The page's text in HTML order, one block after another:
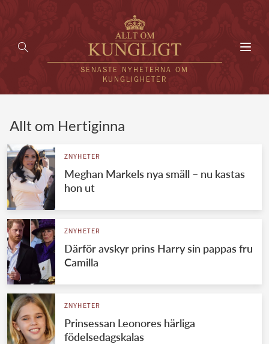
SENASTE NYHETERNA OM
KUNGLIGHETER
UTLÄNDSKT
VÄRLDENS KUNGAHUS
Svenska kungahuset
Brittiska kungahuset
Danska kungahuset
REDAKTION
Allt om Hertiginna
ZNYHETER
Meghan Markels nya smäll – nu kastas
hon ut
ZNYHETER
Därför avskyr prins Harry sin pappas fru
Camilla
ZNYHETER
Prinsessan Leonores härliga
födelsedagskalas